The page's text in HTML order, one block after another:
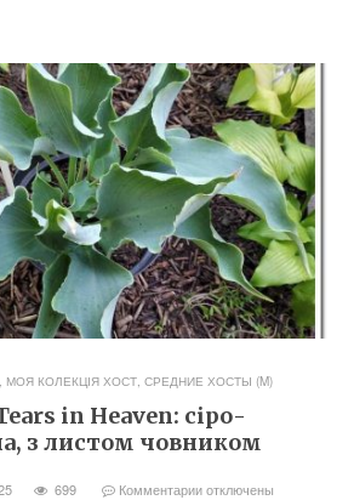
, МОЯ КОЛЕКЦІЯ ХОСТ, СРЕДНИЕ ХОСТЫ (M)
in Heaven: сіро-
з листом човником
699 Комментарииотключены